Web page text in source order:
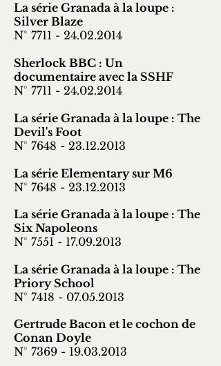
La série Granada à la loupe :
Silver Blaze
N° 7711 - 24.02.2014
Sherlock BBC : Un
documentaire avec la SSHF
N° 7711 - 24.02.2014
La série Granada à la loupe : The
Devil's Foot
N° 7648 - 23.12.2013
La série Elementary sur M6
N° 7648 - 23.12.2013
La série Granada à la loupe : The
Six Napoleons
N° 7551 - 17.09.2013
La série Granada à la loupe : The
Priory School
N° 7418 - 07.05.2013
Gertrude Bacon et le cochon de
Conan Doyle
N° 7369 - 19.03.2013